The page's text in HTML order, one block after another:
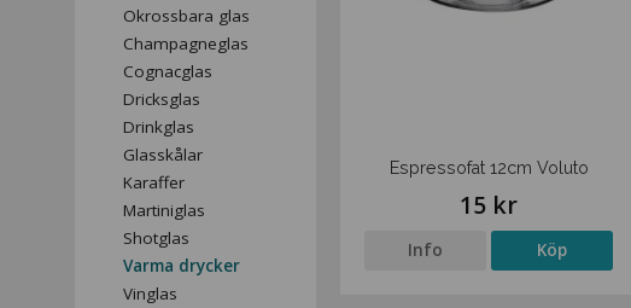
Okrossbara glas
Champagneglas
Cognacglas
Dricksglas
Drinkglas
Glasskålar
Karaffer
Martiniglas
Shotglas
Varma drycker
Vinglas
Espressofat 12cm Voluto
15 kr
Info Köp